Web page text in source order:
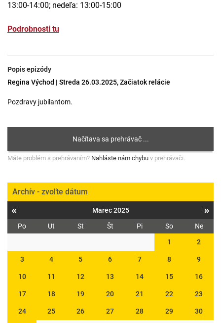
13:00-14:00; nedeľa: 13:00-15:00
Podrobnosti tu
Popis epizódy
Regina Východ | Streda 26.03.2025, Začiatok relácie
Pozdravy jubilantom.
Máte problém s prehrávaním? Nahláste nám chybu v prehrávači.
Archív - zvoľte dátum
« Marec 2025 »
Po Ut St Št Pi So
Ne
1
2
3 4 5 6 7 8 9
10 11 12 13 14 15 16
17 18 19 20 21 22 23
24 25 26 27 28 29 30